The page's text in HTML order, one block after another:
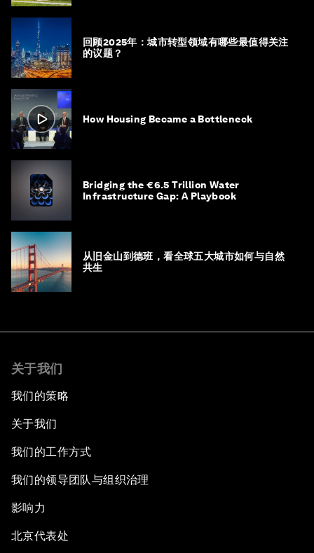
回顾2025年：城市转型领域有哪些最值得关注
的议题？
How Housing Became a Bottleneck
Bridging the €6.5 Trillion Water
Infrastructure Gap: A Playbook
从旧金山到德班，看全球五大城市如何与自然
共生
关于我们
我们的策略
关于我们
我们的工作方式
我们的领导团队与组织治理
影响力
北京代表处